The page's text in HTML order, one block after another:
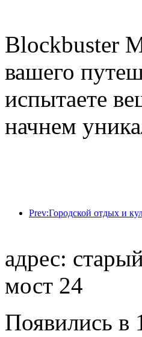
Blockbuster
вашего
испытаете
начнем
адрес:
мост 24
Появились в